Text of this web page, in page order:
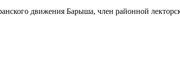
движения Барыша, член районной